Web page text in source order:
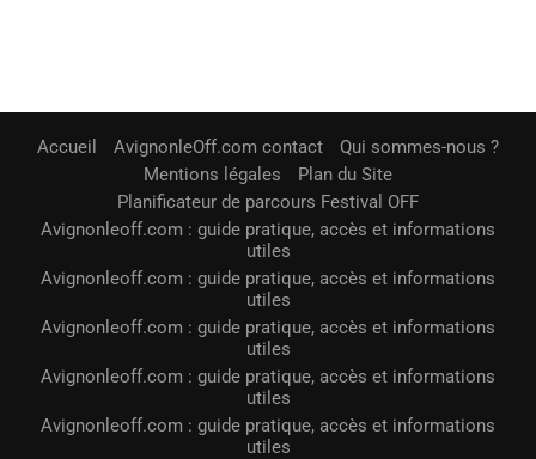
Accueil AvignonleOff.com contact
Qui sommes-nous ?
Mentions légales
Plan du Site
Planificateur de parcours Festival OFF
Avignonleoff.com : guide pratique, accès et informations
utiles
Avignonleoff.com : guide pratique, accès et informations
utiles
Avignonleoff.com : guide pratique, accès et informations
utiles
Avignonleoff.com : guide pratique, accès et informations
utiles
Avignonleoff.com : guide pratique, accès et informations
utiles